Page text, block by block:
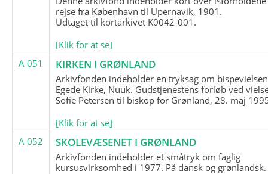
rejse fra København til Upernavik, 1901.
Udtaget til kortarkivet K0042-001.
[Klik for at se]
A 051
KIRKEN I GRØNLAND
Arkivfonden indeholder en tryksag om
Egede Kirke, Nuuk. Gudstjenestens forløb ved
Sofie Petersen til biskop for Grønland, 28. maj
[Klik for at se]
A 052
SKOLEVÆSENET I GRØNLAND
Arkivfonden indeholder et småtryk om faglig
kursusvirksomhed i 1977. På dansk og grønlandsk.